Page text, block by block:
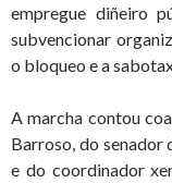
empregue diñeiro
subvencionar
o bloqueo e a
A marcha contou
Barroso, do senador
e do coordinador